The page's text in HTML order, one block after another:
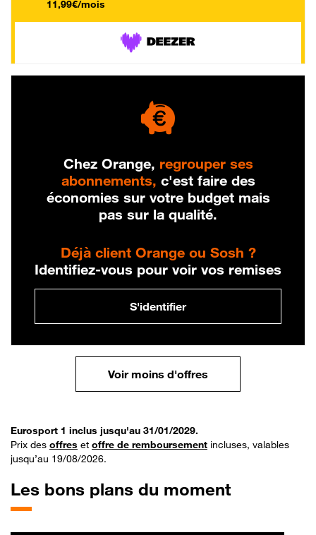
11,99€/mois
Chez Orange, regrouper ses
abonnements, c'est faire des
économies sur votre budget mais
pas sur la qualité.
Déjà client Orange ou Sosh ?
Identifiez-vous pour voir vos remises
S'identifier
Voir moins d'offres
Eurosport 1 inclus jusqu'au 31/01/2029.
Prix des offres et offre de remboursement incluses, valables
jusqu’au 19/08/2026.
Les bons plans du moment